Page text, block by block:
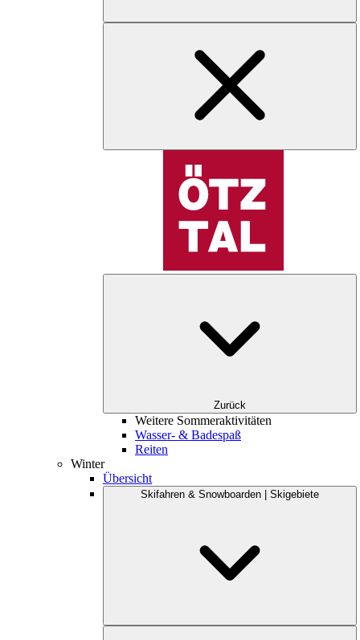
Zurück
Weitere Sommeraktivitäten
Wasser- & Badespaß
Reiten
Winter
Übersicht
Skifahren & Snowboarden | Skigebiete